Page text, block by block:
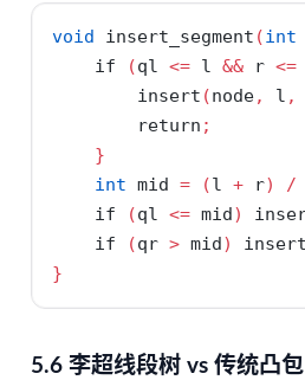
void insert_segment (int
if
(ql <= l && r <=
        insert
(node, l ,
return ;
}
int mid = (l + r) /
if
(ql <= mid )
if
(qr > mid )
}
5.6 李超线段树 vs 传统凸包